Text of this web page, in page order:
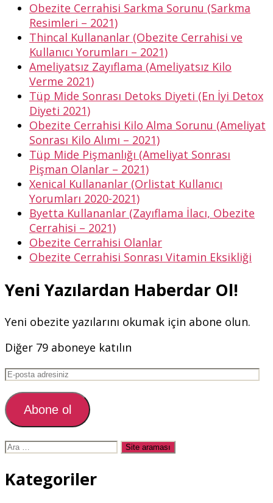
Obezite Cerrahisi Sarkma Sorunu (Sarkma
Resimleri – 2021)
Thincal Kullananlar (Obezite Cerrahisi ve
Kullanıcı Yorumları – 2021)
Ameliyatsız Zayıflama (Ameliyatsız Kilo
Verme 2021)
Tüp Mide Sonrası Detoks Diyeti (En İyi Detox
Diyeti 2021)
Obezite Cerrahisi Kilo Alma Sorunu (Ameliyat
Sonrası Kilo Alımı – 2021)
Tüp Mide Pişmanlığı (Ameliyat Sonrası
Pişman Olanlar – 2021)
Xenical Kullananlar (Orlistat Kullanıcı
Yorumları 2020-2021)
Byetta Kullananlar (Zayıflama İlacı, Obezite
Cerrahisi – 2021)
Obezite Cerrahisi Olanlar
Obezite Cerrahisi Sonrası Vitamin Eksikliği
Yeni Yazılardan Haberdar Ol!
Yeni obezite yazılarını okumak için abone olun.
Diğer 79 aboneye katılın
E-
adresiniz
Abone ol
Arama
Kategoriler